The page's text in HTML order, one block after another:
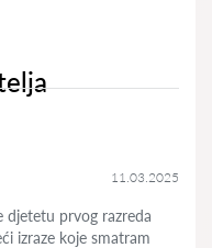
11.03.2025
djetetu prvog razreda
izraze koje smatram